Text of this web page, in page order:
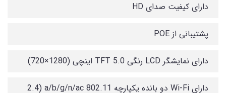
دارای کیفیت صدای HD
پشتیبانی از POE
دارای نمایشگر LCD رنگی TFT 5.0 اینچی (1280×720)
دارای Wi-Fi دو بانده یکپارچه 802.11 a/b/g/n/ac (2.4